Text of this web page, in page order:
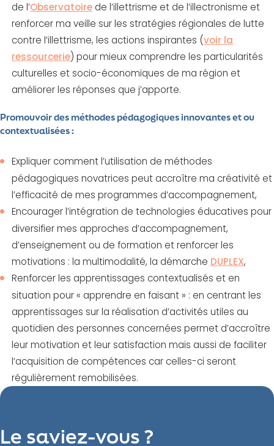
de l’Observatoire de l’illettrisme et de l’illectronisme et
renforcer ma veille sur les stratégies régionales de lutte
contre l’illettrisme, les actions inspirantes (voir la
ressourcerie) pour mieux comprendre les particularités
culturelles et socio-économiques de ma région et
améliorer les réponses que j’apporte.
Promouvoir des méthodes pédagogiques innovantes et ou
contextualisées :
Expliquer comment l’utilisation de méthodes
pédagogiques novatrices peut accroître ma créativité et
l’efficacité de mes programmes d’accompagnement,
Encourager l’intégration de technologies éducatives pour
diversifier mes approches d’accompagnement,
d’enseignement ou de formation et renforcer les
motivations : la multimodalité, la démarche DUPLEX,
Renforcer les apprentissages contextualisés et en
situation pour « apprendre en faisant » : en centrant les
apprentissages sur la réalisation d’activités utiles au
quotidien des personnes concernées permet d’accroître
leur motivation et leur satisfaction mais aussi de faciliter
l’acquisition de compétences car celles-ci seront
régulièrement remobilisées.
Le saviez-vous ?